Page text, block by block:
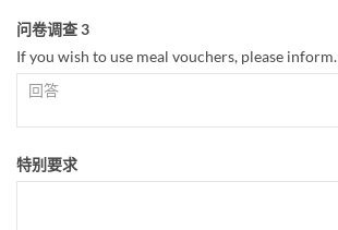
问卷调查 3
If you wish to use meal vouchers, please inform.
特别要求